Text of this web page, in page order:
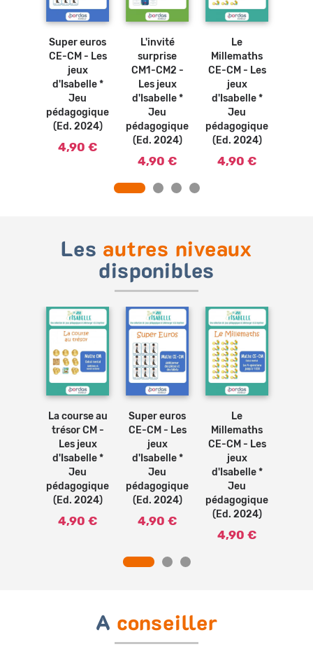
Ajouter
au
Super euros
CE-CM - Les
jeux
d'Isabelle *
Jeu
pédagogique
(Ed. 2024)
4,90 €
Ajouter
au
L'invité
surprise
CM1-CM2 -
Les jeux
d'Isabelle *
Jeu
pédagogique
(Ed. 2024)
4,90 €
Ajouter
au
Le
Millemaths
CE-CM - Les
jeux
d'Isabelle *
Jeu
pédagogique
(Ed. 2024)
4,90 €
Les autres niveaux
disponibles
Ajouter
au
La course au
trésor CM -
Les jeux
d'Isabelle *
Jeu
pédagogique
(Ed. 2024)
4,90 €
Ajouter
au
Super euros
CE-CM - Les
jeux
d'Isabelle *
Jeu
pédagogique
(Ed. 2024)
4,90 €
Ajouter
au
Le
Millemaths
CE-CM - Les
jeux
d'Isabelle *
Jeu
pédagogique
(Ed. 2024)
4,90 €
A conseiller